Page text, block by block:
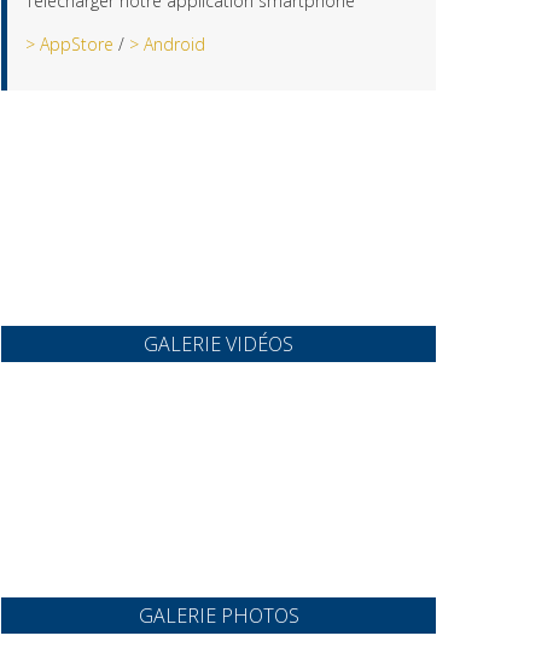
> AppStore / > Android
GALERIE VIDÉOS
GALERIE PHOTOS